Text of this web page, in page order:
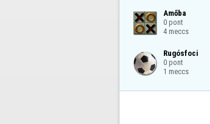
Amőba
0 pont
4 meccs
Rugósfoci
0 pont
1 meccs